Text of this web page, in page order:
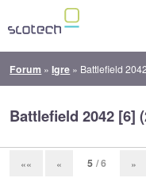
Forum »Igre » Battlefield
Battlefield 2042 [6]
«« « 5 / 6 »